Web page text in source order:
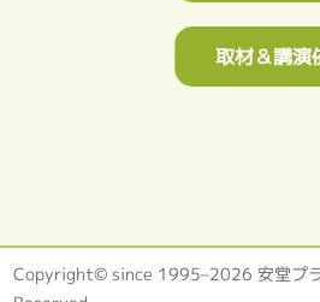
取材＆講演
Copyright© since 1995–2026 安堂プ